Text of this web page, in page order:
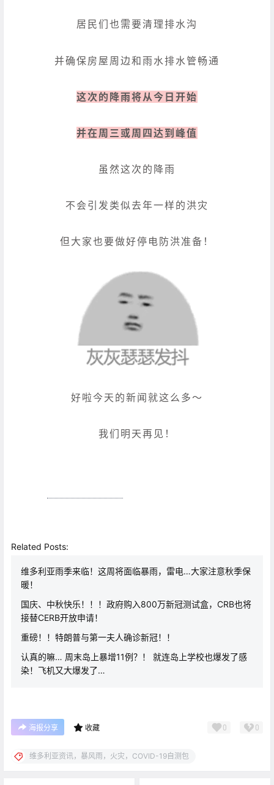
居民们也需要清理排水沟
并确保房屋周边和雨水排水管畅通
这次的降雨将从今日开始
并在周三或周四达到峰值
虽然这次的降雨
不会引发类似去年一样的洪灾
但大家也要做好停电防洪准备！
好啦今天的新闻就这么多～
我们明天再见！
Related Posts:
维多利亚雨季来临！这周将面临暴雨，雷电…大家注意秋季保
暖！
国庆、中秋快乐！！！政府购入800万新冠测试盒，CRB也将
接替CERB开放申请！
重磅！！特朗普与第一夫人确诊新冠！！
认真的嘛… 周末岛上暴增11例？！ 就连岛上学校也爆发了感
染！飞机又大爆发了…
海报分享 收藏 0 0
维多利亚资讯，暴风雨，火灾，COVID-19自测包